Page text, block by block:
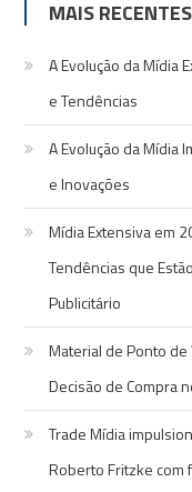
MAIS RECENTES
A Evolução da Mídia
e Tendências
A Evolução da Mídia
e Inovações
Mídia Extensiva em
Tendências que
Publicitário
Material de Ponto de
Decisão de Compra
Trade Mídia
Roberto Fritzke com